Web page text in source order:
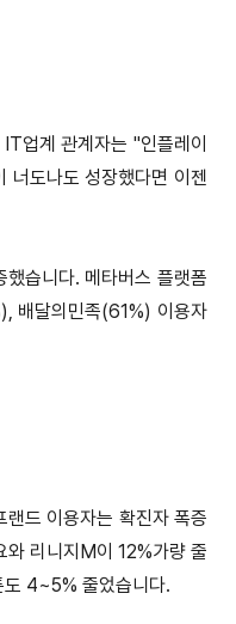
IT업계 관계자는 "인플레이
너도나도 성장했다면 이젠
습니다. 메타버스 플랫폼
배달의민족(61%) 이용자
랜드 이용자는 확진자 폭증
와 리니지M이 12%가량 줄
도 4~5% 줄었습니다.